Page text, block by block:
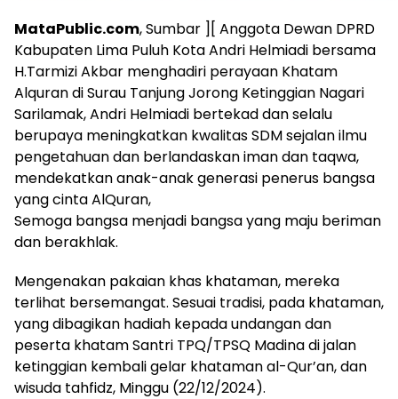
MataPublic.com, Sumbar ][ Anggota Dewan DPRD
Kabupaten Lima Puluh Kota Andri Helmiadi bersama
H.Tarmizi Akbar menghadiri perayaan Khatam
Alquran di Surau Tanjung Jorong Ketinggian Nagari
Sarilamak, Andri Helmiadi bertekad dan selalu
berupaya meningkatkan kwalitas SDM sejalan ilmu
pengetahuan dan berlandaskan iman dan taqwa,
mendekatkan anak-anak generasi penerus bangsa
yang cinta AlQuran,
Semoga bangsa menjadi bangsa yang maju beriman
dan berakhlak.
Mengenakan pakaian khas khataman, mereka
terlihat bersemangat. Sesuai tradisi, pada khataman,
yang dibagikan hadiah kepada undangan dan
peserta khatam Santri TPQ/TPSQ Madina di jalan
ketinggian kembali gelar khataman al-Qur’an, dan
wisuda tahfidz, Minggu (22/12/2024).